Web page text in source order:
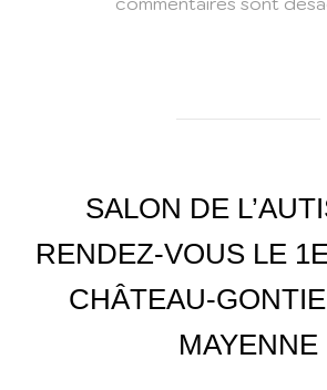
SALON DE
RENDEZ-VOUS LE
CHÂTEAU-
MAYENNE